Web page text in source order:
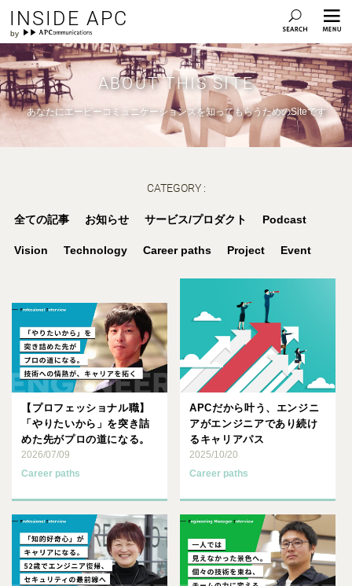
INSIDE APC
ABOUT THIS SITE
あなたにエーピーコミュニケーションズを知ってもらうためのSiteです
CATEGORY :
全ての記事 お知らせ サービス/プロダクト Podcast
Vision Technology Career paths Project Event
【プロフェッショナル職】
「やりたいから」を突き詰
めた先がプロの道になる。
技術への情熱が、キャリア
を拓･･･
2026/07/09
Career paths
APCだから叶う、エンジニ
アがエンジニアであり続け
るキャリアパス
2025/10/20
Career paths